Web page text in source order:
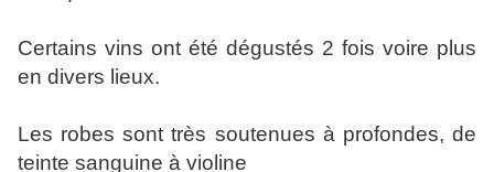
Certains vins ont été dégustés 2 fois voire plus
en divers lieux.
Les robes sont très soutenues à profondes, de
teinte sanguine à violine